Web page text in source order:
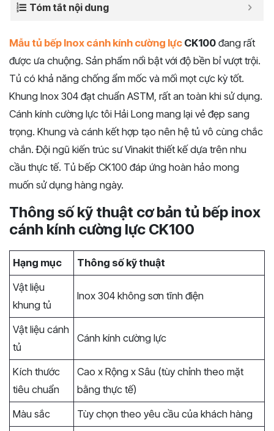
Tóm tắt nội dung
Mẫu tủ bếp Inox cánh kính cường lực CK100 đang rất
được ưa chuộng. Sản phẩm nổi bật với độ bền bỉ vượt trội.
Tủ có khả năng chống ẩm mốc và mối mọt cực kỳ tốt.
Khung Inox 304 đạt chuẩn ASTM, rất an toàn khi sử dụng.
Cánh kính cường lực tôi Hải Long mang lại vẻ đẹp sang
trọng. Khung và cánh kết hợp tạo nên hệ tủ vô cùng chắc
chắn. Đội ngũ kiến trúc sư Vinakit thiết kế dựa trên nhu
cầu thực tế. Tủ bếp CK100 đáp ứng hoàn hảo mong
muốn sử dụng hàng ngày.
Thông số kỹ thuật cơ bản tủ bếp inox
cánh kính cường lực CK100
Hạng mục
Thông số kỹ thuật
Vật liệu
khung tủ
Inox 304 không sơn tĩnh điện
Vật liệu cánh
tủ
Cánh kính cường lực
Kích thước
tiêu chuẩn
Cao x Rộng x Sâu (tùy chỉnh theo mặt
bằng thực tế)
Màu sắc
Tùy chọn theo yêu cầu của khách hàng